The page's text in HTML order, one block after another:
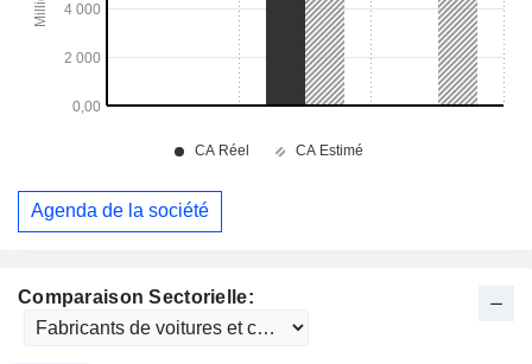
Comparaison Sectorielle:
Agenda de la société